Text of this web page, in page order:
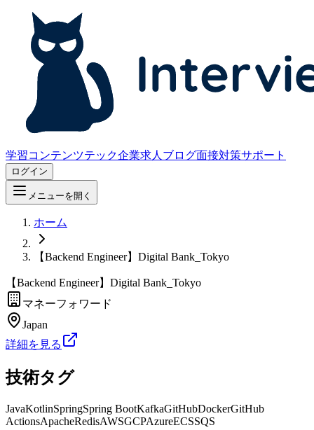
学習コンテンツテック企業求人 ブログ面接対策サポート
ログイン
メニューを開く
ホーム
【Backend Engineer】Digital Bank_Tokyo
【Backend Engineer】Digital Bank_Tokyo
マネーフォワード
Japan
詳細を見る
技術タグ
JavaKotlinSpringSpring BootKafkaGitHubDockerGitHub
ActionsApacheRedisAWSGCPAzureECSSQS